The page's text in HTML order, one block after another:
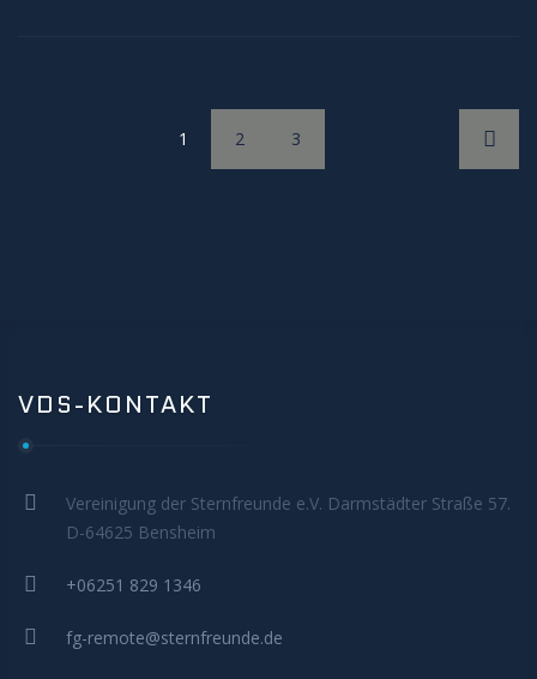
1 2 3
VDS-KONTAKT
Vereinigung der Sternfreunde e.V. Darmstädter Straße 57.
D-64625 Bensheim
+06251 829 1346
fg-remote@sternfreunde.de